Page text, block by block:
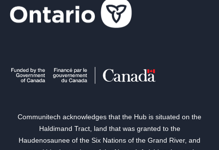
Communitech acknowledges that the Hub is situated on the
Haldimand Tract, land that was granted to the
Haudenosaunee of the Six Nations of the Grand River, and